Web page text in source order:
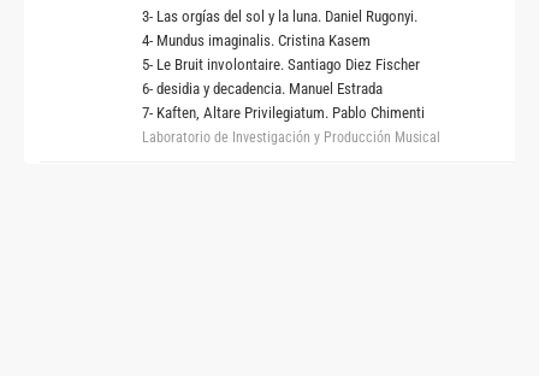
3- Las orgías del sol y la luna. Daniel Rugonyi.
4- Mundus imaginalis. Cristina Kasem
5- Le Bruit involontaire. Santiago Diez Fischer
6- desidia y decadencia. Manuel Estrada
7- Kaften, Altare Privilegiatum. Pablo Chimenti
Laboratorio de Investigación y Producción Musical